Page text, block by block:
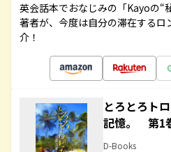
英会話本でおなじみの「Kayoの“
著者が、今度は自分の滞在する
介！
とろとろト
記憶。 第1
D-Books